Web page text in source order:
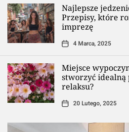
Najlepsze
Przepisy, które
imprezę
4 Marca, 2025
Miejsce
stworzyć idealną
relaksu?
20 Lutego, 2025